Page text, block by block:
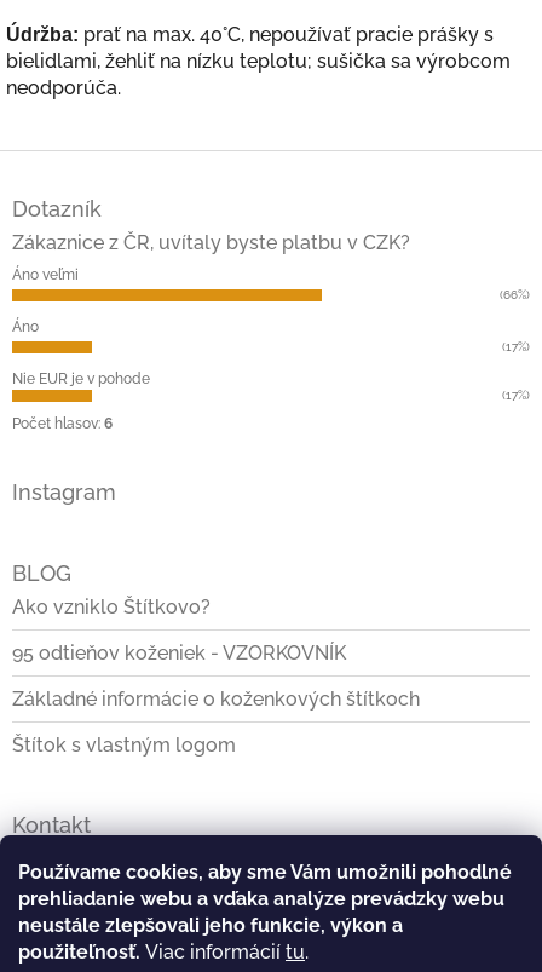
Používame cookies, aby sme Vám umožnili pohodlné
prehliadanie webu a vďaka analýze prevádzky webu
neustále zlepšovali jeho funkcie, výkon a
použiteľnosť. Viac informácií tu.
Údržba: prať na max. 40°C, nepoužívať pracie prášky s
bielidlami, žehliť na nízku teplotu; sušička sa výrobcom
neodporúča.
e
Dotazník
Zákaznice z ČR, uvítaly byste platbu v CZK?
Áno veľmi
(66%)
Áno
(17%)
Nie EUR je v pohode
(17%)
Počet hlasov: 6
Instagram
BLOG
Ako vzniklo Štítkovo?
95 odtieňov koženiek - VZORKOVNÍK
Základné informácie o koženkových štítkoch
Štítok s vlastným logom
Kontakt
info@stitkovo.sk
0903928140
https://www.facebook.com/Stitkovo.sk